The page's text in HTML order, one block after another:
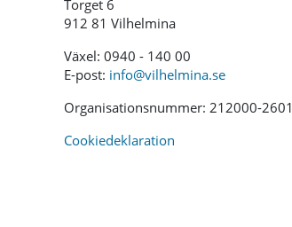
Torget 6
912 81 Vilhelmina
Växel: 0940 - 140 00
E-post: info@vilhelmina.se
Organisationsnummer: 212000-2601
Cookiedeklaration